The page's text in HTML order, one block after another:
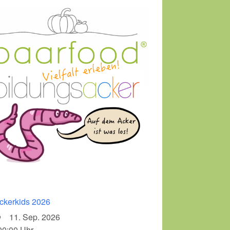
2026
11. Sep. 2026